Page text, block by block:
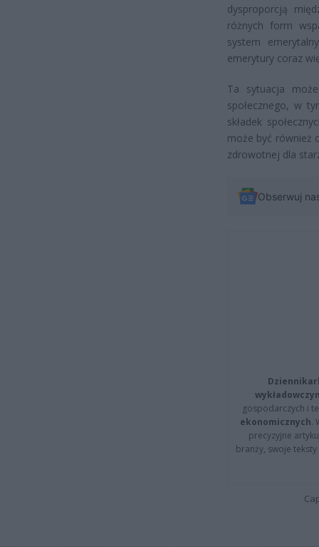
dysproporcją
różnych form
system
emerytury coraz
Ta sytuacja
społecznego, w
składek
może być również
zdrowotnej dla
Obserwuj
gospodarczych i
ekonomicznych.
precyzyjne
branży, swoje